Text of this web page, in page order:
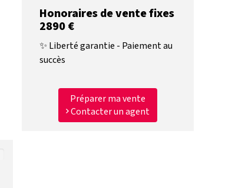
Honoraires de vente fixes
2890 €
✨ Liberté garantie - Paiement au
succès
Préparer ma vente
Contacter un agent